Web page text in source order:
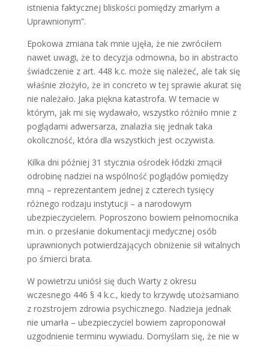
istnienia faktycznej bliskości pomiędzy zmarłym a
Uprawnionym”.
Epokowa zmiana tak mnie ujęła, że nie zwróciłem
nawet uwagi, że to decyzja odmowna, bo in abstracto
świadczenie z art. 448 k.c. może się należeć, ale tak się
właśnie złożyło, że in concreto w tej sprawie akurat się
nie należało. Jaka piękna katastrofa. W temacie w
którym, jak mi się wydawało, wszystko różniło mnie z
poglądami adwersarza, znalazła się jednak taka
okoliczność, która dla wszystkich jest oczywista.
Kilka dni później 31 stycznia ośrodek łódzki zmącił
odrobinę nadziei na wspólność poglądów pomiędzy
mną – reprezentantem jednej z czterech tysięcy
różnego rodzaju instytucji – a narodowym
ubezpieczycielem. Poproszono bowiem pełnomocnika
m.in. o przesłanie dokumentacji medycznej osób
uprawnionych potwierdzających obniżenie sił witalnych
po śmierci brata.
W powietrzu uniósł się duch Warty z okresu
wczesnego 446 § 4 k.c., kiedy to krzywdę utożsamiano
z rozstrojem zdrowia psychicznego. Nadzieja jednak
nie umarła – ubezpieczyciel bowiem zaproponował
uzgodnienie terminu wywiadu. Domyślam się, że nie w